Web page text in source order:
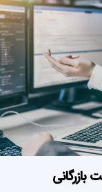
بازرگانی